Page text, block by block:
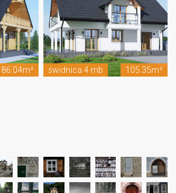
86.04m² świdnica 4 mb 105.35m²